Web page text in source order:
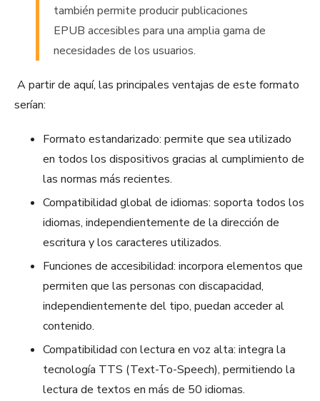
también permite producir publicaciones
EPUB accesibles para una amplia gama de
necesidades de los usuarios.
A partir de aquí, las principales ventajas de este formato
serían:
Formato estandarizado: permite que sea utilizado
en todos los dispositivos gracias al cumplimiento de
las normas más recientes.
Compatibilidad global de idiomas: soporta todos los
idiomas, independientemente de la dirección de
escritura y los caracteres utilizados.
Funciones de accesibilidad: incorpora elementos que
permiten que las personas con discapacidad,
independientemente del tipo, puedan acceder al
contenido.
Compatibilidad con lectura en voz alta: integra la
tecnología TTS (Text-To-Speech), permitiendo la
lectura de textos en más de 50 idiomas.